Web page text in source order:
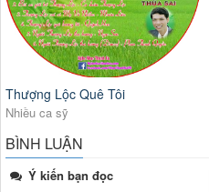
Thượng Lộc Quê Tôi
Nhiều ca sỹ
BÌNH LUẬN
Ý kiến bạn đọc